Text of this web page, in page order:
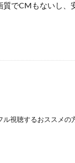
質でCMもないし、
ル視聴するおススメの